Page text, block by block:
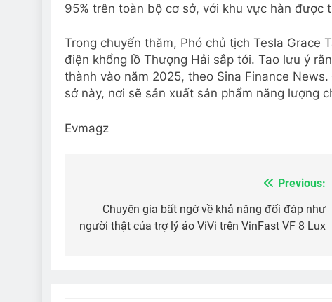
95% trên toàn bộ cơ sở, với khu vực hàn được
Trong chuyến thăm, Phó chủ tịch Tesla Grace
điện khổng lồ Thượng Hải sắp tới. Tao lưu ý
thành vào năm 2025, theo Sina Finance
sở này, nơi sẽ sản xuất sản phẩm năng lượng
Evmagz
hướng
bài
Previous:
Chuyên gia bất ngờ về khả năng đối đáp như
người thật của trợ lý ảo ViVi trên VinFast VF 8 Lux